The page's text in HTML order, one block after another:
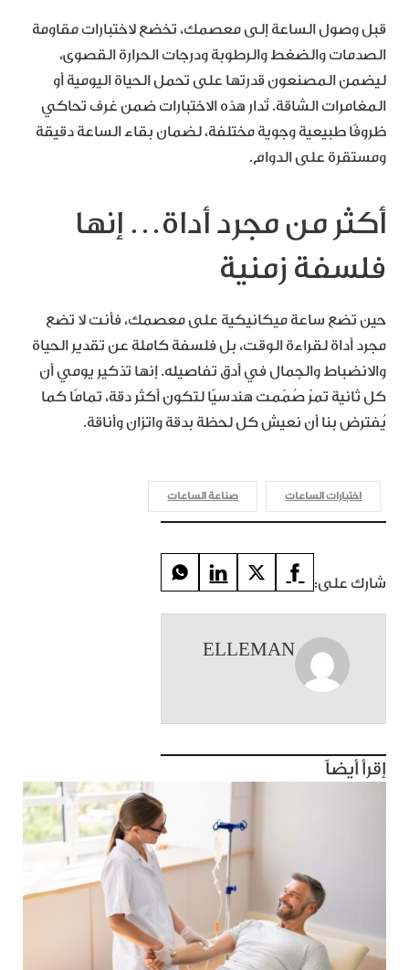
قبل وصول الساعة إلى معصمك، تخضع لاختبارات مقاومة
الصدمات والضغط والرطوبة ودرجات الحرارة القصوى،
ليضمن المصنعون قدرتها على تحمل الحياة اليومية أو
المغامرات الشاقة. تُدار هذه الاختبارات ضمن غرف تحاكي
ظروفًا طبيعية وجوية مختلفة، لضمان بقاء الساعة دقيقة
ومستقرة على الدوام.
أكثر من مجرد أداة… إنها
فلسفة زمنية
حين تضع ساعة ميكانيكية على معصمك، فأنت لا تضع
مجرد أداة لقراءة الوقت، بل فلسفة كاملة عن تقدير الحياة
والانضباط والجمال في أدق تفاصيله. إنها تذكير يومي أن
كل ثانية تمرّ صُمّمت هندسيًا لتكون أكثر دقة، تمامًا كما
يُفترض بنا أن نعيش كل لحظة بدقة واتزان وأناقة.
اختبارات الساعات صناعة الساعات
شارك على:
ELLEMAN
إقرأ أيضاً